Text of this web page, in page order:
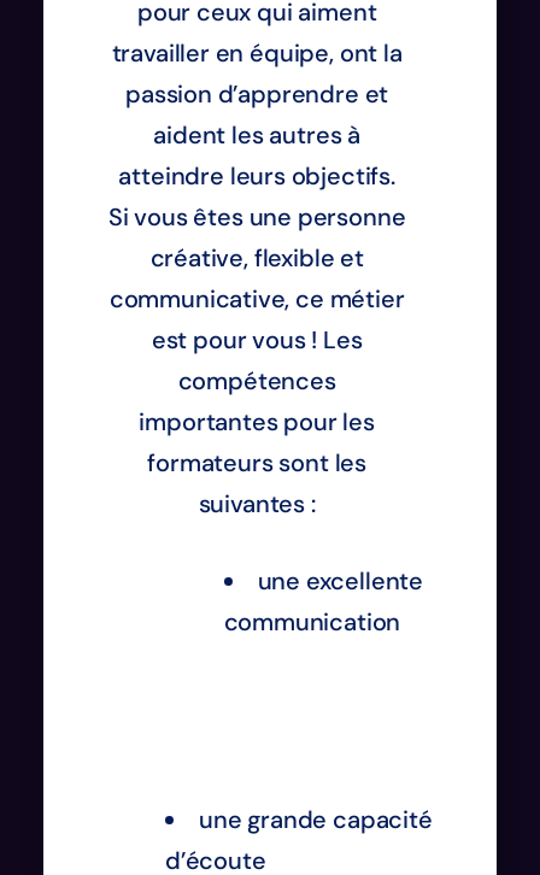
pour ceux qui aiment
travailler en équipe, ont la
passion d’apprendre et
aident les autres à
atteindre leurs objectifs.
Si vous êtes une personne
créative, flexible et
communicative, ce métier
est pour vous ! Les
compétences
importantes pour les
formateurs sont les
suivantes :
une excellente
communication
une grande capacité
d’écoute